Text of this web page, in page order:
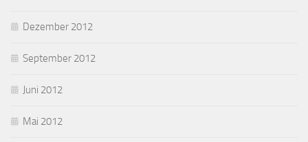
Dezember 2012
September 2012
Juni 2012
Mai 2012